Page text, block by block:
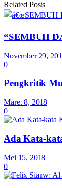
Related Posts
“SEMBUH
November 29,
0
Pengkritik
Maret 8, 2018
0
Ada Kata-
Mei 15, 2018
0